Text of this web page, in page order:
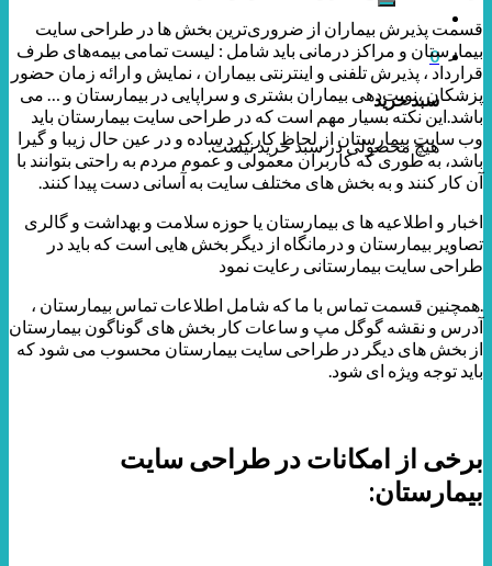
0
سبد خرید
هیچ محصولی در سبد خرید نیست.
قسمت پذیرش بیماران از ضروری‌ترین بخش ها در طراحی سایت
بیمارستان و مراکز درمانی باید شامل : لیست تمامی بیمه‌های طرف
قرارداد ، پذیرش تلفنی و اینترنتی بیماران ، نمایش و ارائه زمان‌ حضور
پزشکان ،نوبت‌دهی بیماران بشتری و سراپایی در بیمارستان و … می
باشد.این نکته بسیار مهم است که در طراحی سایت بیمارستان باید
وب سایت بیمارستان از لحاظ کارکرد ساده و در عین حال زیبا و گیرا
باشد، به طوری که کاربران معمولی و عموم مردم به راحتی بتوانند با
آن کار کنند و به بخش های مختلف سایت به آسانی دست پیدا کنند.
اخبار و اطلاعیه ها ی بیمارستان یا حوزه سلامت و بهداشت و گالری
تصاویر بیمارستان و درمانگاه از دیگر بخش هایی است که باید در
طراحی سایت بیمارستانی رعایت نمود
.همچنین قسمت تماس با ما که شامل اطلاعات تماس بیمارستان ،
آدرس و نقشه گوگل مپ و ساعات کار بخش های گوناگون بیمارستان
از بخش های دیگر در طراحی سایت بیمارستان محسوب می شود که
باید توجه ویژه ای شود.
برخی از امکانات در طراحی سایت
بیمارستان: